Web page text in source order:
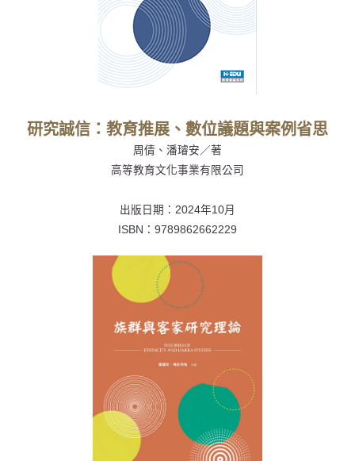
研究誠信：教育推展、數位議題與案例省思
周倩、潘璿安／著
高等教育文化事業有限公司
出版日期：2024年10月
ISBN：9789862662229